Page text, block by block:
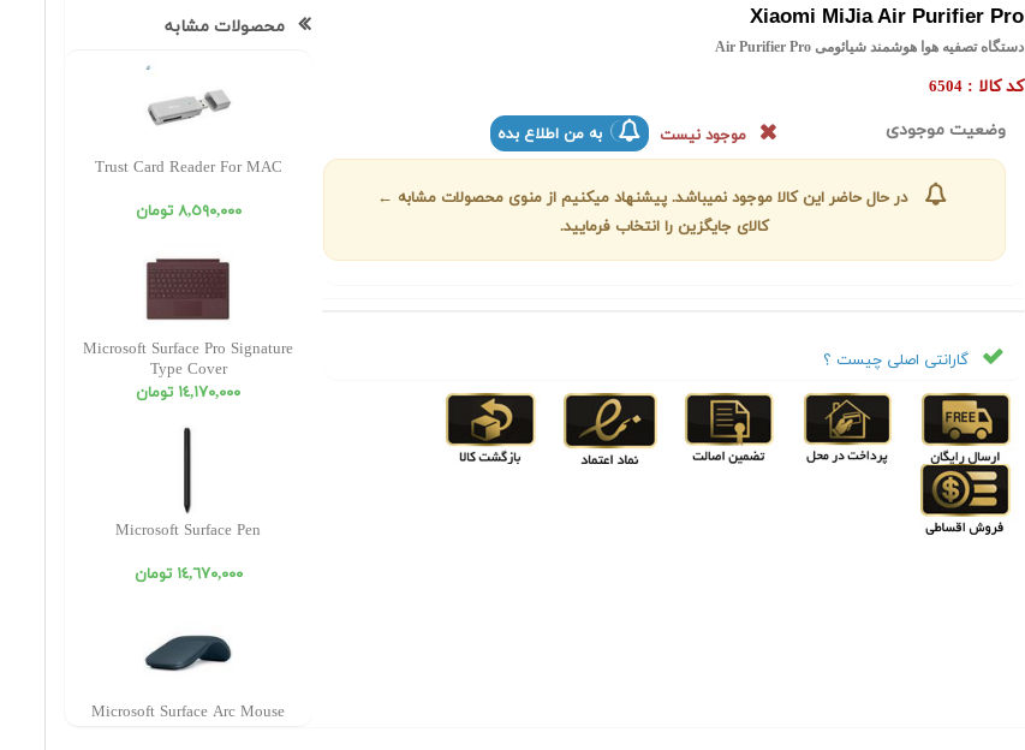
Xiaomi MiJia Air Purifier Pro
دستگاه تصفیه هوا هوشمند شیائومی Air Purifier Pro
کد کالا :6504
وضعیت موجودی موجود نیست به من اطلاع بده
در حال حاضر این کالا موجود نمیباشد. پیشنهاد میکنیم از منوی محصولات مشابه ←
کالای جایگزین را انتخاب فرمایید.
گارانتی اصلی چیست ؟
محصولات مشابه
Trust Card Reader For MAC
٨,٥٩٠,٠٠٠ تومان
Microsoft Surface Pro Signature
Type Cover
١٤,١٧٠,٠٠٠ تومان
Microsoft Surface Pen
١٤,٦٧٠,٠٠٠ تومان
Microsoft Surface Arc Mouse